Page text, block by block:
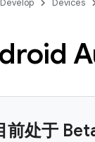
Develop Devices
前处于